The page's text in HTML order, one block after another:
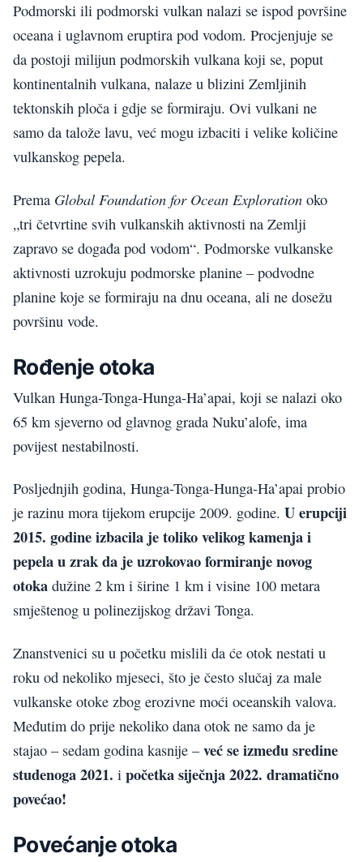
Podmorski ili podmorski vulkan nalazi se ispod površine
oceana i uglavnom eruptira pod vodom. Procjenjuje se
da postoji milijun podmorskih vulkana koji se, poput
kontinentalnih vulkana, nalaze u blizini Zemljinih
tektonskih ploča i gdje se formiraju. Ovi vulkani ne
samo da talože lavu, već mogu izbaciti i velike količine
vulkanskog pepela.
Prema Global Foundation for Ocean Exploration oko
„tri četvrtine svih vulkanskih aktivnosti na Zemlji
zapravo se događa pod vodom“. Podmorske vulkanske
aktivnosti uzrokuju podmorske planine – podvodne
planine koje se formiraju na dnu oceana, ali ne dosežu
površinu vode.
Rođenje otoka
Vulkan Hunga-Tonga-Hunga-Ha’apai, koji se nalazi oko
65 km sjeverno od glavnog grada Nuku’alofe, ima
povijest nestabilnosti.
Posljednjih godina, Hunga-Tonga-Hunga-Ha’apai probio
je razinu mora tijekom erupcije 2009. godine. U erupciji
2015. godine izbacila je toliko velikog kamenja i
pepela u zrak da je uzrokovao formiranje novog
otoka dužine 2 km i širine 1 km i visine 100 metara
smještenog u polinezijskog državi Tonga.
Znanstvenici su u početku mislili da će otok nestati u
roku od nekoliko mjeseci, što je često slučaj za male
vulkanske otoke zbog erozivne moći oceanskih valova.
Međutim do prije nekoliko dana otok ne samo da je
stajao – sedam godina kasnije –već se između sredine
studenoga 2021. i početka siječnja 2022. dramatično
povećao!
Povećanje otoka